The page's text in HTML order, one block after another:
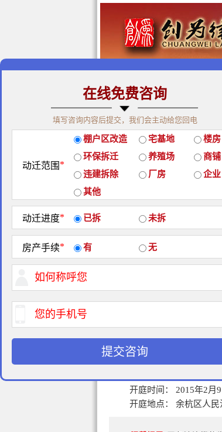
免费咨询热线：
经典案例 | 律师
房屋拆迁补偿 企业拆迁补偿
站内搜索：
经典案例
2015-01-
免费法律咨询
案 由： 诉《拆违决定
开庭时间： 2015年2月9
开庭地点： 余杭区人民
在线免费咨询
填写咨询内容后提交，我们会主动给您回电
动迁范围 *
棚户区改造 宅基地
楼房
环保拆迁
养殖场
商铺
违建拆除
厂房
企业
其他
动迁进度* 已拆 未拆
房产手续* 有 无
提交咨询